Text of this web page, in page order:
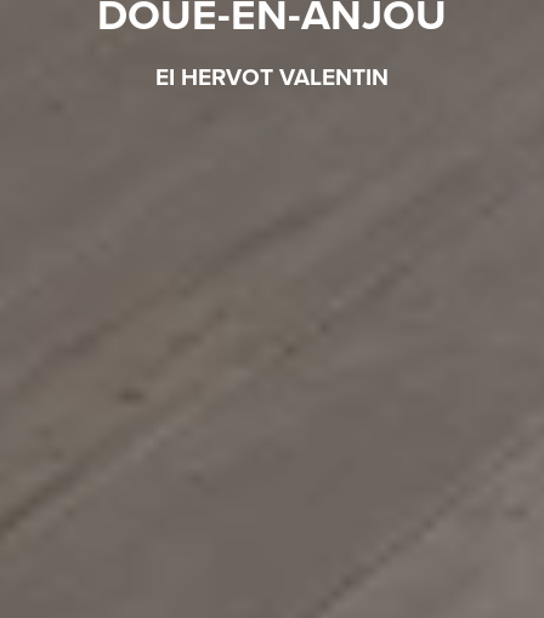
DOUÉ-EN-ANJOU
EI HERVOT VALENTIN